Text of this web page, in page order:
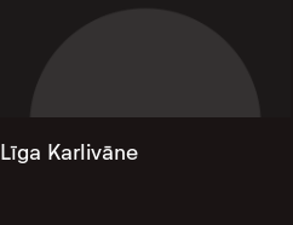
Līga Karlivāne